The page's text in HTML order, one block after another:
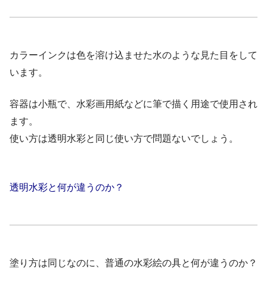
カラーインクは色を溶け込ませた水のような見た目をして
います。
容器は小瓶で、水彩画用紙などに筆で描く用途で使用され
ます。
使い方は透明水彩と同じ使い方で問題ないでしょう。
透明水彩と何が違うのか？
塗り方は同じなのに、普通の水彩絵の具と何が違うのか？